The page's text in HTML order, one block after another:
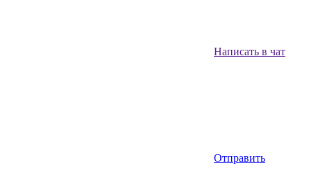
Написать в чат
Отправить